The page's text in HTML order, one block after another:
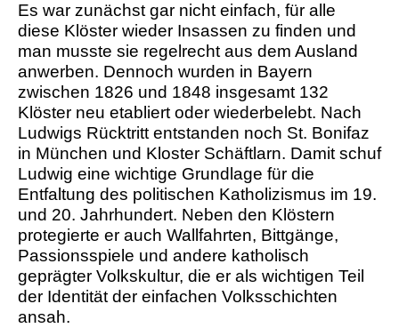
Es war zunächst gar nicht einfach, für alle
diese Klöster wieder Insassen zu finden und
man musste sie regelrecht aus dem Ausland
anwerben. Dennoch wurden in Bayern
zwischen 1826 und 1848 insgesamt 132
Klöster neu etabliert oder wiederbelebt. Nach
Ludwigs Rücktritt entstanden noch St. Bonifaz
in München und Kloster Schäftlarn. Damit schuf
Ludwig eine wichtige Grundlage für die
Entfaltung des politischen Katholizismus im 19.
und 20. Jahrhundert. Neben den Klöstern
protegierte er auch Wallfahrten, Bittgänge,
Passionsspiele und andere katholisch
geprägter Volkskultur, die er als wichtigen Teil
der Identität der einfachen Volksschichten
ansah.